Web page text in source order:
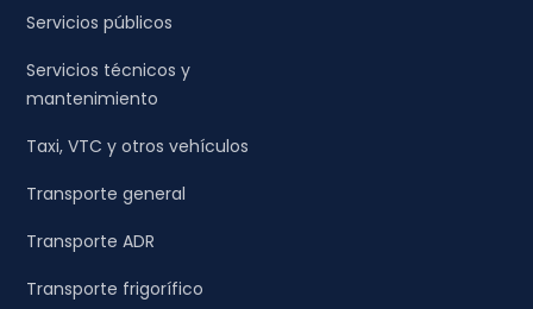
Servicios públicos
Servicios técnicos y
mantenimiento
Taxi, VTC y otros vehículos
Transporte general
Transporte ADR
Transporte frigorífico